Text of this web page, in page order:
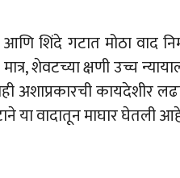
शिंदे गटात मोठा वाद
शेवटच्या क्षणी उच्च
अशाप्रकारची कायदेशीर
या वादातून माघार घेतली